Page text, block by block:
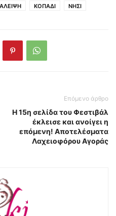
ΚΟΠΑΔΙ ΝΗΣΙ
Επόμενο άρθρο
Η 15η σελίδα του Φεστιβάλ
έκλεισε και ανοίγει η
επόμενη! Αποτελέσματα
Λαχειοφόρου Αγοράς